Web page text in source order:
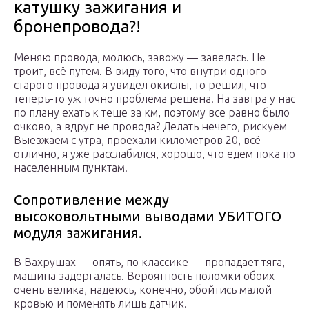
катушку зажигания и
бронепровода?!
Меняю провода, молюсь, завожу — завелась. Не
троит, всё путем. В виду того, что внутри одного
старого провода я увидел окислы, то решил, что
теперь-то уж точно проблема решена. На завтра у нас
по плану ехать к теще за км, поэтому все равно было
очково, а вдруг не провода? Делать нечего, рискуем
Выезжаем с утра, проехали километров 20, всё
отлично, я уже расслабился, хорошо, что едем пока по
населенным пунктам.
Сопротивление между
высоковольтными выводами УБИТОГО
модуля зажигания.
В Вахрушах — опять, по классике — пропадает тяга,
машина задергалась. Вероятность поломки обоих
очень велика, надеюсь, конечно, обойтись малой
кровью и поменять лишь датчик.